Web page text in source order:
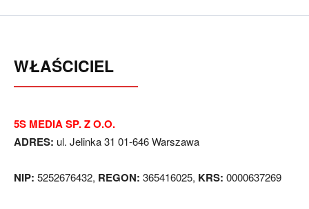
WŁAŚCICIEL
5S MEDIA SP. Z O.O.
ADRES: ul. Jelinka 31 01-646 Warszawa
NIP: 5252676432, REGON: 365416025, KRS: 0000637269